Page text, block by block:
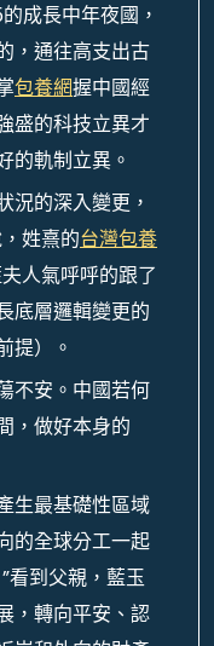
成長中年夜國，
，通往高支出古
包養網握中國經
盛的科技立異才
的軌制立異。
況的深入變更，
姓熹的台灣包養
人氣呼呼的跟了
底層邏輯變更的
提）。
不安。中國若何
，做好本身的
生最基礎性區域
的全球分工一起
看到父親，藍玉
，轉向平安、認